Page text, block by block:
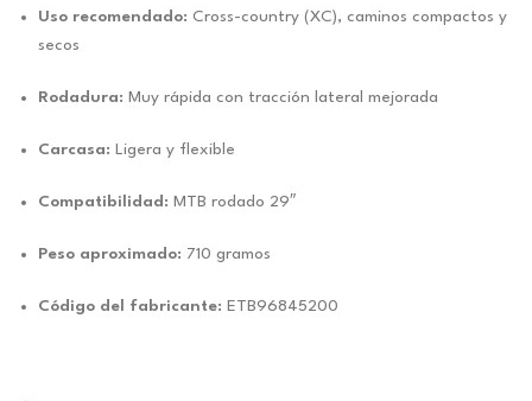
Uso recomendado: Cross-country (XC), caminos compactos y
secos
Rodadura: Muy rápida con tracción lateral mejorada
Carcasa: Ligera y flexible
Compatibilidad: MTB rodado 29″
Peso aproximado: 710 gramos
Código del fabricante: ETB96845200